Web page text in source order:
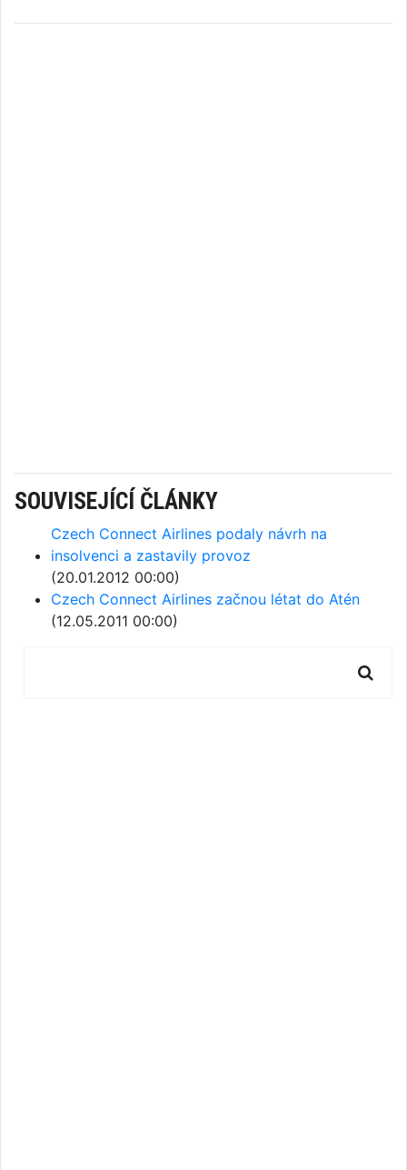
SOUVISEJÍCÍ ČLÁNKY
Czech Connect Airlines podaly návrh na
insolvenci a zastavily provoz
(20.01.2012 00:00)
Czech Connect Airlines začnou létat do Atén
(12.05.2011 00:00)